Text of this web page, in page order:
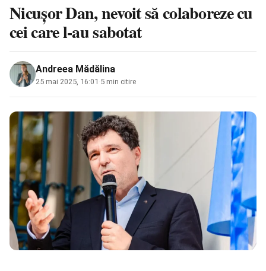
Nicușor Dan, nevoit să colaboreze cu
cei care l-au sabotat
Andreea Mădălina
25 mai 2025, 16:01 5 min citire